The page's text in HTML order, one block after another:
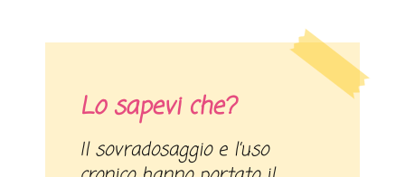
Lo sapevi che?
Il sovradosaggio e l’uso